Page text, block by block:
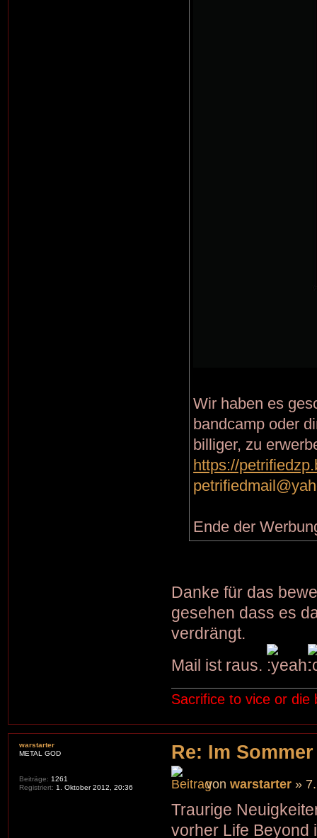
Wir haben es
bandcamp oder
billiger, zu
https://
Ende der
Danke für das
gesehen dass es
verdrängt.
Mail ist raus.
Sacrifice to vice or die
Re: Im
vonwarstarter »
Traurige
vorher Life Beyond
warstarter
METAL GOD
Beiträge: 1261
Registriert: 1. Oktober 2012, 20:36